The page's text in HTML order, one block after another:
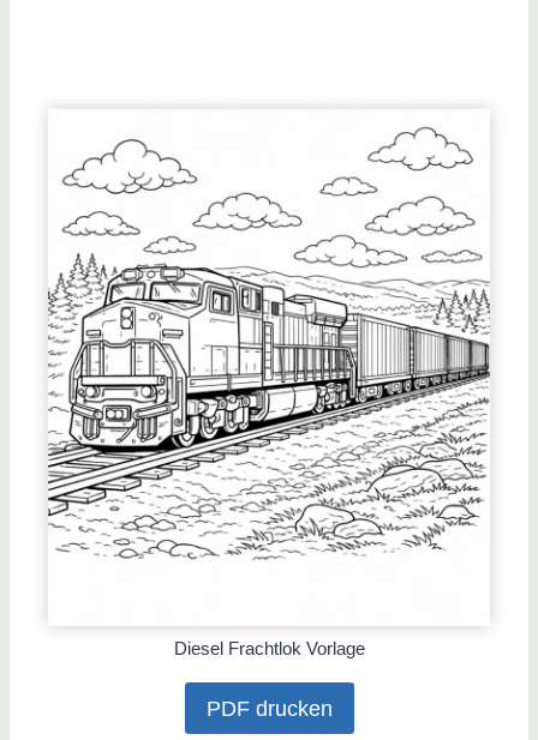
Diesel Frachtlok Vorlage
PDF drucken